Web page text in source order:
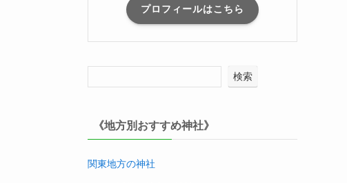
プロフィールはこちら
検索
《地方別おすすめ神社》
関東地方の神社